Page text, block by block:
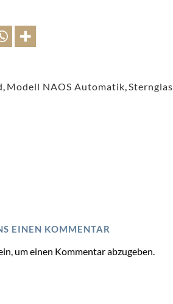
, Modell NAOS Automatik,Sternglas
EINEN KOMMENTAR
um einen Kommentar abzugeben.